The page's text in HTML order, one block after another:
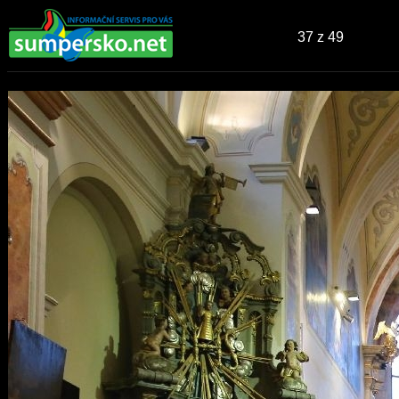
37 z 49